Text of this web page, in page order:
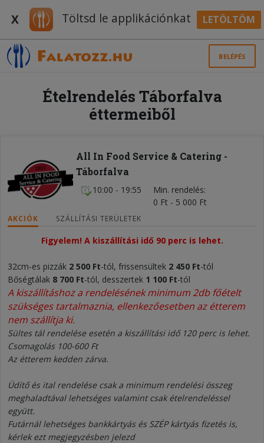
X Töltsd le applikációnkat LETÖLTÖM
BELÉPÉS
Ételrendelés Táborfalva
éttermeiből
All In Food Service & Catering -
Táborfalva
10:00 - 19:55
Min. rendelés
0 Ft - 5 000 Ft
AKCIÓK SZÁLLÍTÁSI TERÜLETEK
Figyelem! A kiszállítási idő 90 perc is lehet.
32cm-es pizzák 2 500 Ft-tól, frissensültek 2 450 Ft-tól
Bőségtálak 8 700 Ft-tól, desszertek 1 100 Ft-tól
A kiszállításhoz a rendelésének minimum 2db főételt
szükséges tartalmaznia, ellenkezőesetben az étterem
nem szállítja ki.
Sültes tál rendelése esetén a kiszállítási idő 120 perc is lehet.
Csomagolás 100-600 Ft
Az étterem kedden zárva.
Üdítő és ital rendelése csak a minimum rendelési összeg
meghaladtával lehetséges valamint csak ételrendeléssel
együtt.
Futárnál lehetséges bankkártyás és SZÉP kártyás fizetés is,
kérlek ezt megjegyzésben jelezd